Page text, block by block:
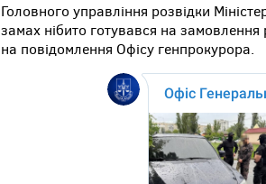
Головного управління розвідки
замах нібито готувався на
на повідомлення Офісу генпрокурора.